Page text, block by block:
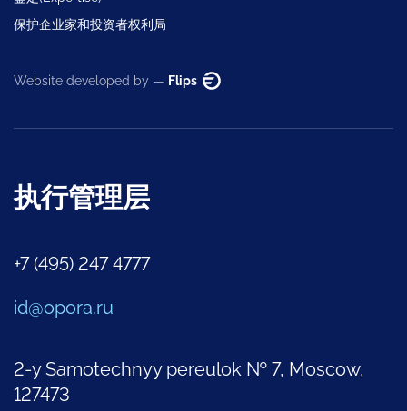
保护企业家和投资者权利局
Website developed by — Flips
执行管理层
+7 (495) 247 4777
id@opora.ru
2-y Samotechnyy pereulok № 7, Moscow,
127473